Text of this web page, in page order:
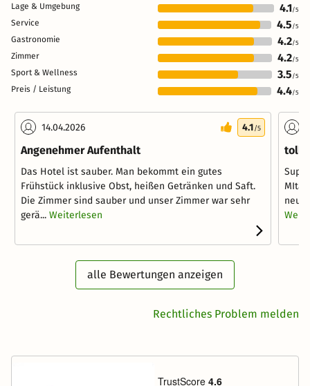
Lage & Umgebung 4.1/5
Service 4.5 /5
Gastronomie 4.2/5
Zimmer 4.2/5
Sport & Wellness 3.5 /5
Preis / Leistung 4.4/5
14.04.2026 4.1/5
Angenehmer Aufenthalt
Das Hotel ist sauber. Man bekommt ein gutes
Frühstück inklusive Obst, heißen Getränken und Saft.
Die Zimmer sind sauber und unser Zimmer war sehr
gerä... Weiterlesen
alle Bewertungen anzeigen
Rechtliches Problem melden